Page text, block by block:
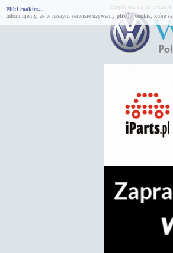
Pliki cookies...
Informujemy, że w naszym serwisie używamy plików cookie, które
Znajdujesz się na forum